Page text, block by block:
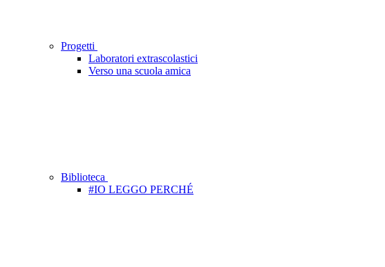
Progetti
Laboratori extrascolastici
Verso una scuola amica
Biblioteca
#IO LEGGO PERCHÉ